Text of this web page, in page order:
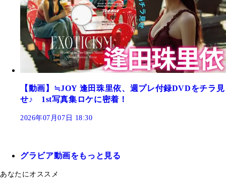
【動画】≒JOY 逢田珠里依、週プレ付録DVDをチラ見
せ♪ 1st写真集ロケに密着！
2026年07月07日 18:30
グラビア動画をもっと見る
あなたにオススメ